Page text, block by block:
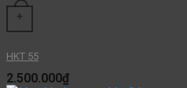
+
HKT 55
2.500.000₫